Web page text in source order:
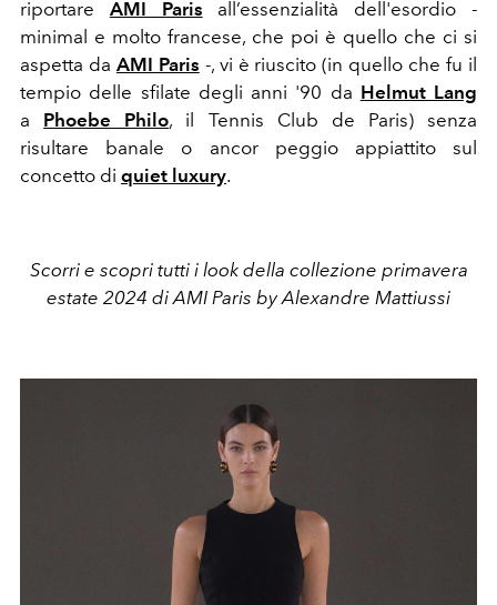
riportare AMI Paris all’essenzialità dell'esordio -
minimal e molto francese, che poi è quello che ci si
aspetta da AMI Paris -, vi è riuscito (in quello che fu il
tempio delle sfilate degli anni '90 da Helmut Lang
a Phoebe Philo, il Tennis Club de Paris) senza
risultare banale o ancor peggio appiattito sul
concetto di quiet luxury.
Scorri e scopri tutti i look della collezione primavera
estate 2024 di AMI Paris by Alexandre Mattiussi